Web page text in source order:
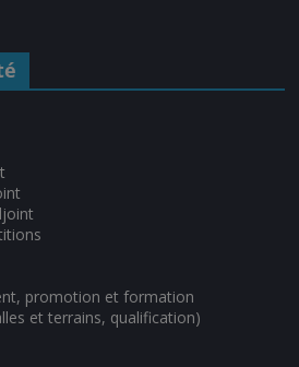
promotion et formation
et terrains, qualification)